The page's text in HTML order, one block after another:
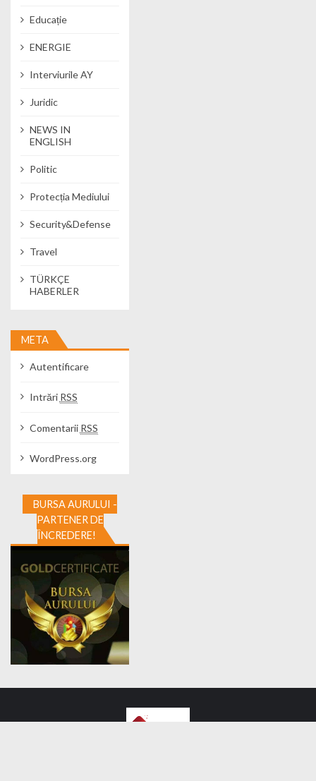
Educație
ENERGIE
Interviurile AY
Juridic
NEWS IN
ENGLISH
Politic
Protecția Mediului
Security&Defense
Travel
TÜRKÇE
HABERLER
META
Autentificare
Intrări RSS
Comentarii RSS
WordPress.org
BURSA AURULUI -
PARTENER DE
ÎNCREDERE!